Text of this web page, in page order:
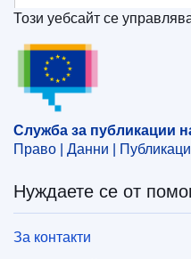
IMMC : ST 15788 2024
Служба за
Този уебсайт се
Служба за публикации
Право | Данни |
Нуждаете се от
За контакти